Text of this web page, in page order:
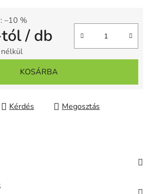
–10 %
/ db
KOSÁRBA
Kérdés Megosztás